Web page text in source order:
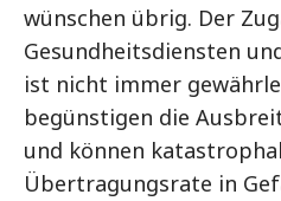
wünschen übrig. Der
Gesundheitsdiensten
ist nicht immer
begünstigen die
und können
Übertragungsrate in